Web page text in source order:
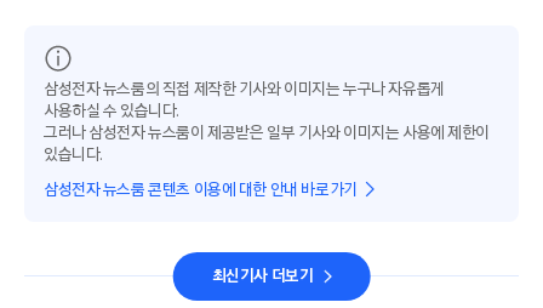
삼성전자 뉴스룸의 직접 제작한 기사와 이미지는 누구나 자유롭게
사용하실 수 있습니다.
그러나 삼성전자 뉴스룸이 제공받은 일부 기사와 이미지는 사용에 제한이
있습니다.
삼성전자 뉴스룸 콘텐츠 이용에 대한 안내 바로가기
최신기사 더보기